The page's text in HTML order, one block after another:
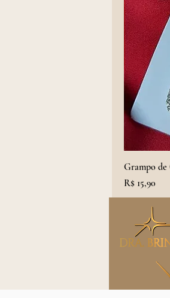
Grampo de
Preço
R$ 15,90